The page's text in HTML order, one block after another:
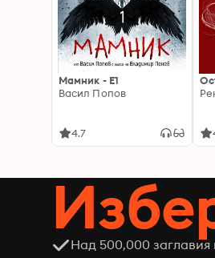
Мамник - E1
Васил Попов
4.7
Над 500,000 заглавия